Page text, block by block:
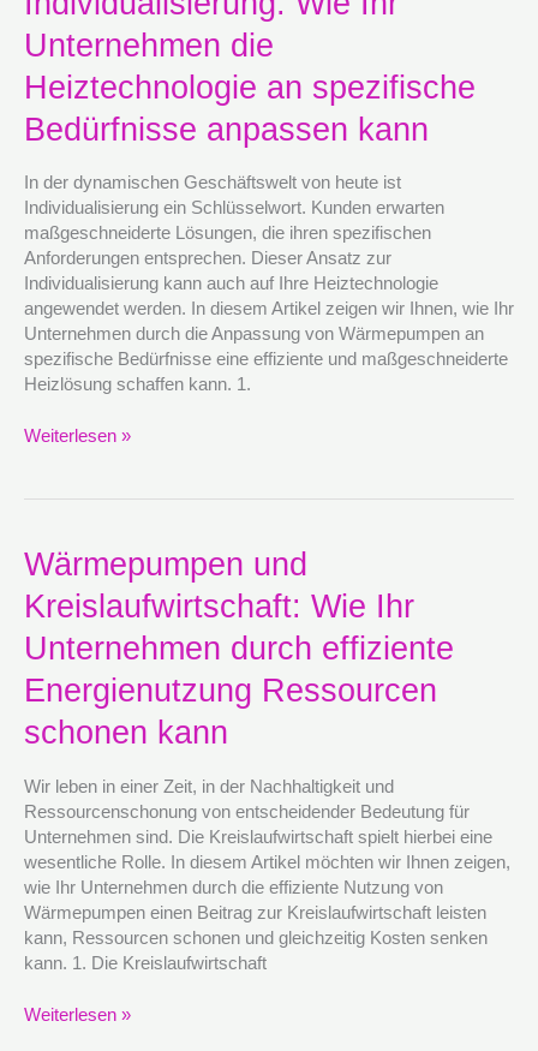
Unternehmen die
Heiztechnologie an spezifische
Bedürfnisse anpassen kann
In der dynamischen Geschäftswelt von heute ist
Individualisierung ein Schlüsselwort. Kunden erwarten
maßgeschneiderte Lösungen, die ihren spezifischen
Anforderungen entsprechen. Dieser Ansatz zur
Individualisierung kann auch auf Ihre Heiztechnologie
angewendet werden. In diesem Artikel zeigen wir Ihnen, wie Ihr
Unternehmen durch die Anpassung von Wärmepumpen an
spezifische Bedürfnisse eine effiziente und maßgeschneiderte
Heizlösung schaffen kann. 1.
Ihr
Unternehmen
die
Heiztechnologie
spezifische
Bedürfnisse
anpassen
kann
Weiterlesen »
Wärmepumpen und
Kreislaufwirtschaft: Wie Ihr
Unternehmen durch effiziente
Energienutzung Ressourcen
schonen kann
Wir leben in einer Zeit, in der Nachhaltigkeit und
Ressourcenschonung von entscheidender Bedeutung für
Unternehmen sind. Die Kreislaufwirtschaft spielt hierbei eine
wesentliche Rolle. In diesem Artikel möchten wir Ihnen zeigen,
wie Ihr Unternehmen durch die effiziente Nutzung von
Wärmepumpen einen Beitrag zur Kreislaufwirtschaft leisten
kann, Ressourcen schonen und gleichzeitig Kosten senken
kann. 1. Die Kreislaufwirtschaft
Wärmepumpen
und
Kreislaufwirtschaft:
Ihr
Unternehmen
durch
effiziente
Ressourcen
schonen
kann
Weiterlesen »